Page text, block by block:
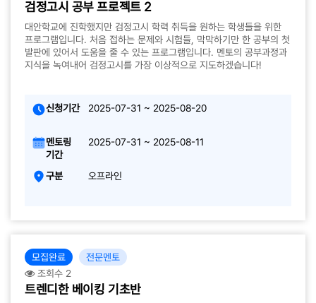
검정고시 공부 프로젝트 2
대안학교에 진학했지만 검정고시 학력 취득을 원하는 학생들을 위한
프로그램입니다. 처음 접하는 문제와 시험들, 막막하기만 한 공부의 첫
발판에 있어서 도움을 줄 수 있는 프로그램입니다. 멘토의 공부과정과
지식을 녹여내어 검정고시를 가장 이상적으로 지도하겠습니다!
신청기간 2025-07-31 ~ 2025-08-20
멘토링
기간
2025-07-31 ~ 2025-08-11
구분 오프라인
모집완료
전문멘토
조회수 2
트렌디한 베이킹 기초반